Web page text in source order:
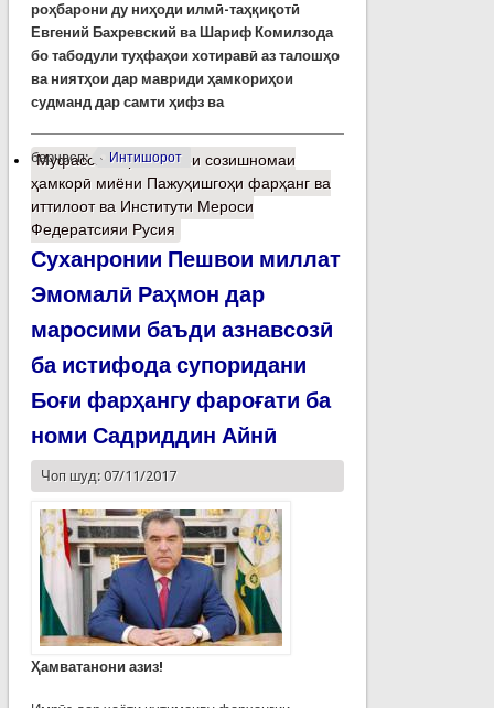
роҳбарони ду ниҳоди илмӣ-таҳқиқотӣ
Евгений Бахревский ва Шариф Комилзода
бо табодули туҳфаҳои хотиравӣ аз талошҳо
ва ниятҳои дар мавриди ҳамкориҳои
судманд дар самти ҳифз ва
барчасп: Интишорот
Муфассалтаро Имзои созишномаи
ҳамкорӣ миёни Пажуҳишгоҳи фарҳанг ва
иттилоот ва Институти Мероси
Федератсияи Русия
Суханронии Пешвои миллат
Эмомалӣ Раҳмон дар
маросими баъди азнавсозӣ
ба истифода супоридани
Боғи фарҳангу фароғати ба
номи Садриддин Айнӣ
Чоп шуд: 07/11/2017
Ҳамватанони азиз!